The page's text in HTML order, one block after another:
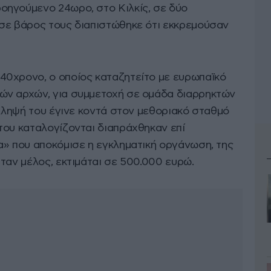
24ωρο, στο Κιλκίς, σε δύο
βάρος τους διαπιστώθηκε ότι εκκρεμούσαν
ο οποίος καταζητείτο με ευρωπαϊκό
αρχών, για συμμετοχή σε ομάδα διαρρηκτών
του έγινε κοντά στον μεθοριακό σταθμό
καταλογίζονται διαπράχθηκαν επί
που αποκόμισε η εγκληματική οργάνωση, της
μέλος, εκτιμάται σε 500.000 ευρώ.